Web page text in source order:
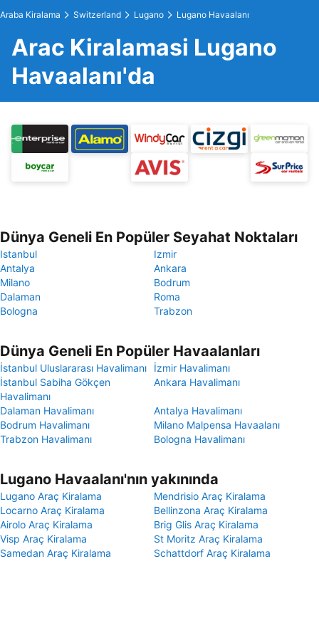
Araba Kiralama Switzerland Lugano Lugano Havaalanı
Arac Kiralamasi Lugano
Havaalanı'da
Dünya Geneli En Popüler Seyahat Noktaları
Istanbul
Izmir
Antalya
Ankara
Milano
Bodrum
Dalaman
Roma
Bologna
Trabzon
Dünya Geneli En Popüler Havaalanları
İstanbul Uluslararası Havalimanı
İzmir Havalimanı
İstanbul Sabiha Gökçen
Havalimanı
Ankara Havalimanı
Dalaman Havalimanı
Antalya Havalimanı
Bodrum Havalimanı
Milano Malpensa Havaalanı
Trabzon Havalimanı
Bologna Havalimanı
Lugano Havaalanı'nın yakınında
Lugano Araç Kiralama
Mendrisio Araç Kiralama
Locarno Araç Kiralama
Bellinzona Araç Kiralama
Airolo Araç Kiralama
Brig Glis Araç Kiralama
Visp Araç Kiralama
St Moritz Araç Kiralama
Samedan Araç Kiralama
Schattdorf Araç Kiralama